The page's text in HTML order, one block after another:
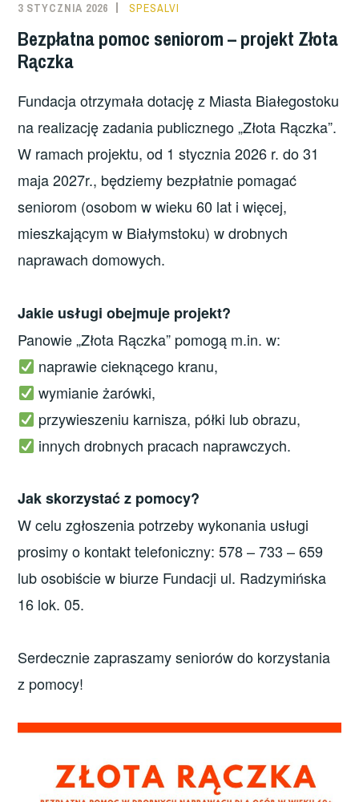
3 STYCZNIA 2026 SPESALVI
Bezpłatna pomoc seniorom – projekt Złota
Rączka
Fundacja otrzymała dotację z Miasta Białegostoku
na realizację zadania publicznego „Złota Rączka”.
W ramach projektu, od 1 stycznia 2026 r. do 31
maja 2027r., będziemy bezpłatnie pomagać
seniorom (osobom w wieku 60 lat i więcej,
mieszkającym w Białymstoku) w drobnych
naprawach domowych.
Jakie usługi obejmuje projekt?
Panowie „Złota Rączka” pomogą m.in. w:
naprawie cieknącego kranu,
wymianie żarówki,
przywieszeniu karnisza, półki lub obrazu,
innych drobnych pracach naprawczych.
Jak skorzystać z pomocy?
W celu zgłoszenia potrzeby wykonania usługi
prosimy o kontakt telefoniczny: 578 – 733 – 659
lub osobiście w biurze Fundacji ul. Radzymińska
16 lok. 05.
Serdecznie zapraszamy seniorów do korzystania
z pomocy!